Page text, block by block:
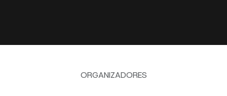
ORGANIZADORES